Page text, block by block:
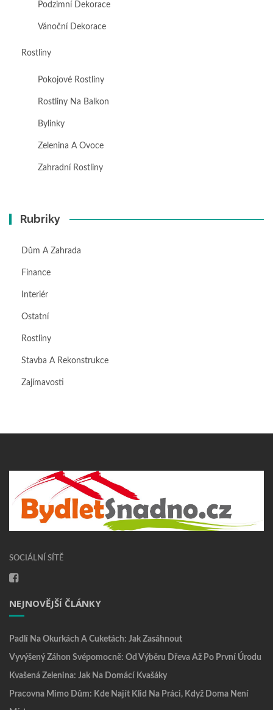
Podzimní Dekorace
Vánoční Dekorace
Rostliny
Pokojové Rostliny
Rostliny Na Balkon
Bylinky
Zelenina A Ovoce
Zahradní Rostliny
Rubriky
Dům A Zahrada
Finance
Interiér
Ostatní
Rostliny
Stavba A Rekonstrukce
Zajímavosti
SOCIÁLNÍ SÍTĚ
NEJNOVĚJŠÍ ČLÁNKY
Padlí Na Okurkách A Cuketách: Jak Zasáhnout
Vyvýšený Záhon Svépomocně: Od Výběru Dřeva Až Po První Úrodu
Kvašená Zelenina: Jak Na Domácí Kvašáky
Pracovna Mimo Dům: Kde Najít Klid Na Práci, Když Doma Není